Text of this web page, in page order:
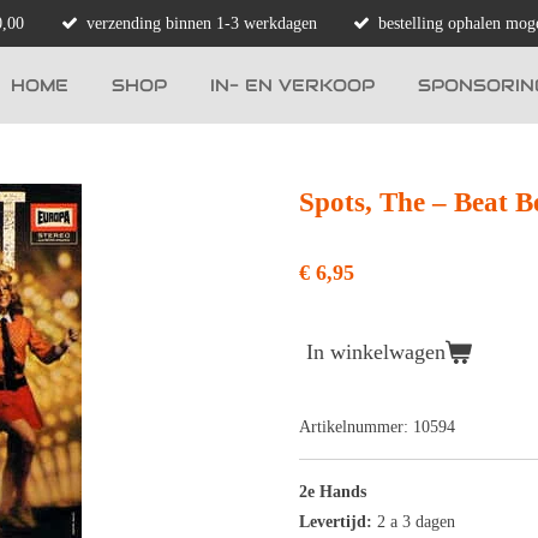
verzending binnen 1-3 werkdagen bestelling ophalen
HOME SHOP IN- EN VERKOOP
Spots, The ‎– Beat
€ 6,95
In winkelwagen
Artikelnummer: 10594
2e Hands
Levertijd: 2 a 3 dagen